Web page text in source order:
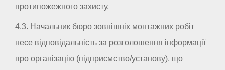
протипожежного захисту.
4.3. Начальник бюро зовнішніх монтажних робіт
несе відповідальність за розголошення інформації
про організацію (підприємство/установу), що